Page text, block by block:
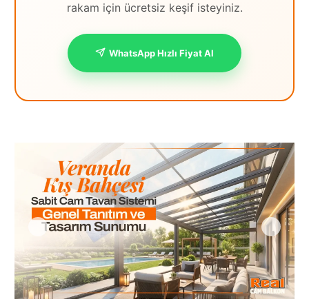
rakam için ücretsiz keşif isteyiniz.
WhatsApp Hızlı Fiyat Al